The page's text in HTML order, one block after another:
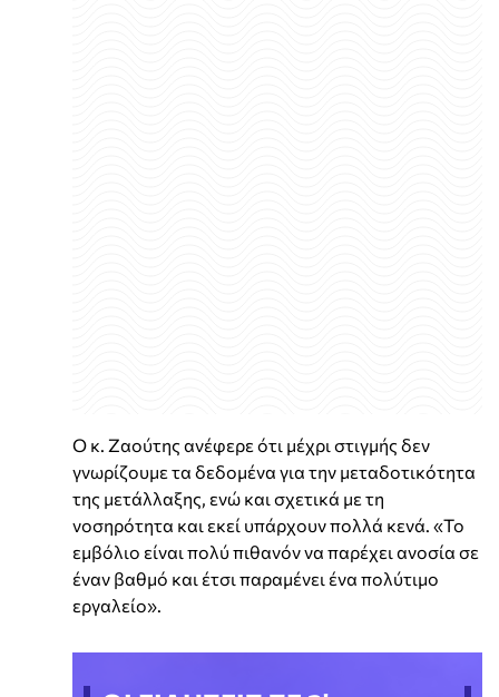
Ο κ. Ζαούτης ανέφερε ότι μέχρι στιγμής δεν
γνωρίζουμε τα δεδομένα για την μεταδοτικότητα
της μετάλλαξης, ενώ και σχετικά με τη
νοσηρότητα και εκεί υπάρχουν πολλά κενά. «Το
εμβόλιο είναι πολύ πιθανόν να παρέχει ανοσία σε
έναν βαθμό και έτσι παραμένει ένα πολύτιμο
εργαλείο».